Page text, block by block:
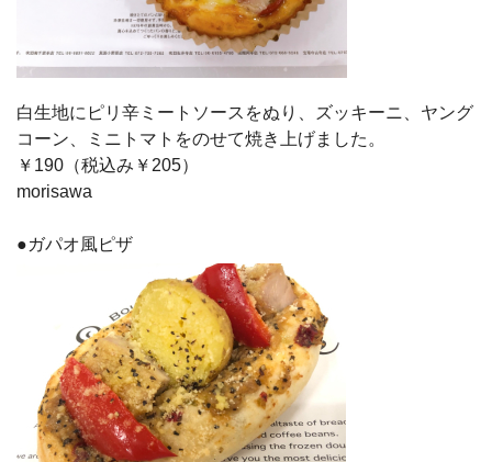
白生地にピリ辛ミートソースをぬり、ズッキーニ、ヤング
コーン、ミニトマトをのせて焼き上げました。
￥190（税込み￥205）
morisawa
●ガパオ風ピザ